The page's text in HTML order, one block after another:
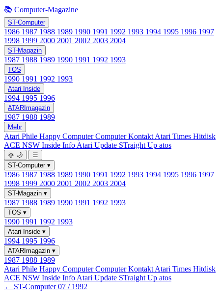
📚 Computer-Magazine
ST-Computer
1986 1987 1988 1989 1990 1991 1992 1993 1994 1995 1996 1997
1998 1999 2000 2001 2002 2003 2004
ST-Magazin
1987 1988 1989 1990 1991 1992 1993
TOS
1990 1991 1992 1993
Atari Inside
1994 1995 1996
ATARImagazin
1987 1988 1989
Mehr
Atari Phile Happy ComputerComputer Kontakt Atari Times Hitdisk
ACE NSW Inside Info Atari Update STraight Up atos
🌞 🌙
☰
ST-Computer ▾
1986 1987 1988 1989 1990 1991 1992 1993 1994 1995 1996 1997
1998 1999 2000 2001 2002 2003 2004
ST-Magazin ▾
1987 1988 1989 1990 1991 1992 1993
TOS ▾
1990 1991 1992 1993
Atari Inside ▾
1994 1995 1996
ATARImagazin ▾
1987 1988 1989
Atari Phile Happy ComputerComputer Kontakt Atari Times Hitdisk
ACE NSW Inside Info Atari Update STraight Up atos
← ST-Computer 07 / 1992